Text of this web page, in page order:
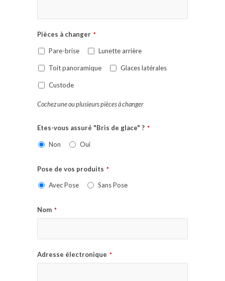
Pièces à changer *
Pare-brise Lunette arrière
Toit panoramique Glaces latérales
Custode
Cochez une ou plusieurs pièces à changer
Etes-vous assuré "Bris de glace" ? *
Non Oui
Pose de vos produits *
Avec Pose Sans Pose
Nom *
Adresse électronique *